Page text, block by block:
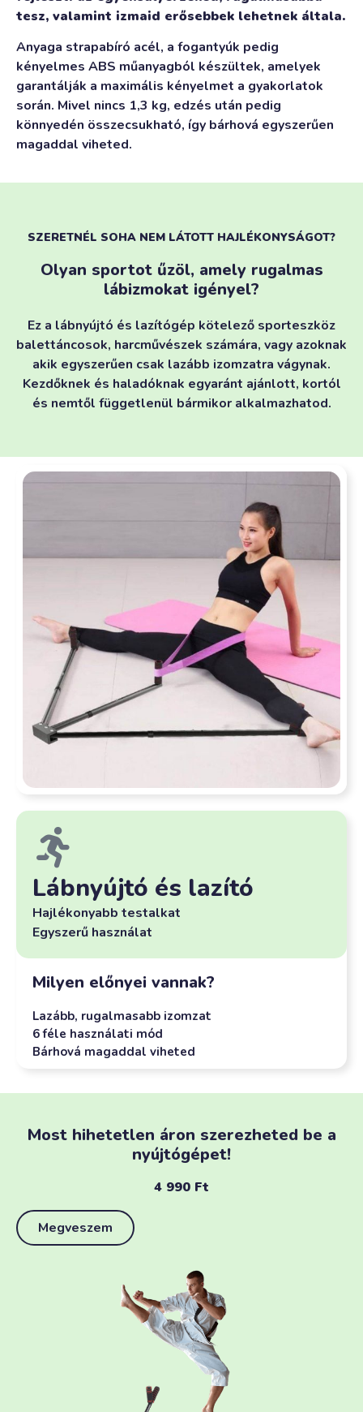
tesz, valamint izmaid erősebbek lehetnek általa.
Anyaga strapabíró acél, a fogantyúk pedig
kényelmes ABS műanyagból készültek, amelyek
garantálják a maximális kényelmet a gyakorlatok
során. Mivel nincs 1,3 kg, edzés után pedig
könnyedén összecsukható, így bárhová egyszerűen
magaddal viheted.
SZERETNÉL SOHA NEM LÁTOTT HAJLÉKONYSÁGOT?
Olyan sportot űzöl, amely rugalmas
lábizmokat igényel?
Ez a lábnyújtó és lazítógép kötelező sporteszköz
balettáncosok, harcművészek számára, vagy azoknak
akik egyszerűen csak lazább izomzatra vágynak.
Kezdőknek és haladóknak egyaránt ajánlott, kortól
és nemtől függetlenül bármikor alkalmazhatod.
Lábnyújtó és lazító
Hajlékonyabb testalkat
Egyszerű használat
Milyen előnyei vannak?
Lazább, rugalmasabb izomzat
6 féle használati mód
Bárhová magaddal viheted
Most hihetetlen áron szerezheted be a
nyújtógépet!
4 990 Ft
Megveszem